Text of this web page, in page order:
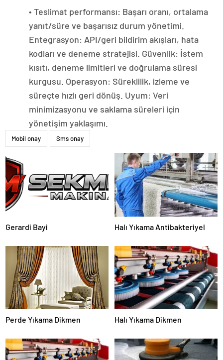
• Teslimat performansı: Başarı oranı, ortalama
yanıt/süre ve başarısız durum yönetimi.
Entegrasyon: API/geri bildirim akışları, hata
kodları ve deneme stratejisi. Güvenlik: İstem
kısıtı, deneme limitleri ve doğrulama süresi
kurgusu. Operasyon: Süreklilik, izleme ve
süreçte hızlı geri dönüş. Uyum: Veri
minimizasyonu ve saklama süreleri için
yönetişim yaklaşımı.
Mobil onay Sms onay
Gerardi Bayi Halı Yıkama Antibakteriyel
Perde Yıkama Dikmen Halı Yıkama Dikmen